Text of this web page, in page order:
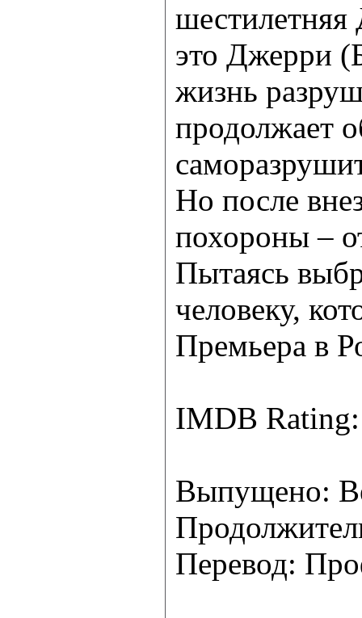
это Джерри
жизнь
продолжает
Но после
похороны –
Пытаясь
человеку,
Премьера в
IMDB
Выпущено:
Перевод: